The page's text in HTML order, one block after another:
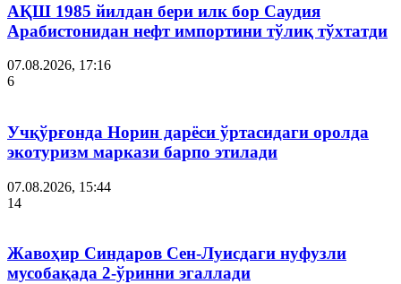
АҚШ 1985 йилдан бери илк бор Саудия
Арабистонидан нефт импортини тўлиқ тўхтатди
07.08.2026, 17:16
6
Учқўрғонда Норин дарёси ўртасидаги оролда
экотуризм маркази барпо этилади
07.08.2026, 15:44
14
Жавоҳир Синдаров Сен-Луисдаги нуфузли
мусобақада 2-ўринни эгаллади